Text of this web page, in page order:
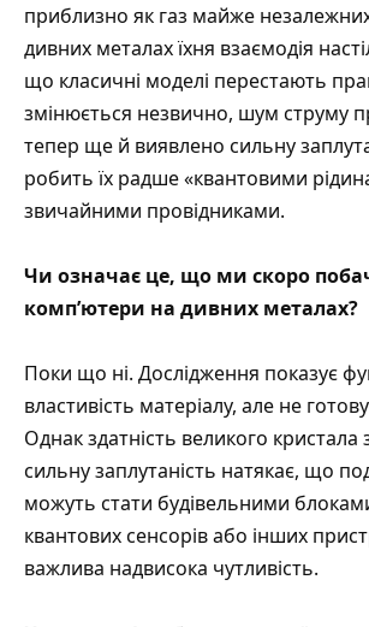
приблизно як газ майже
дивних металах їхня взаємодія
що класичні моделі перестають
змінюється незвично, шум струму
тепер ще й виявлено сильну
робить їх радше «квантовими
звичайними провідниками.
Чи означає це, що ми скоро
комп’ютери на дивних металах?
Поки що ні. Дослідження показує
властивість матеріалу, але не
Однак здатність великого кристала
сильну заплутаність натякає, що
можуть стати будівельними
квантових сенсорів або інших
важлива надвисока чутливість.